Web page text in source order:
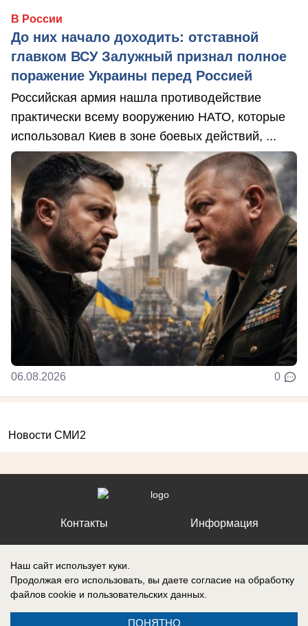
В России
До них начало доходить: отставной
главком ВСУ Залужный признал полное
поражение Украины перед Россией
Российская армия нашла противодействие
практически всему вооружению НАТО, которые
использовал Киев в зоне боевых действий, ...
06.08.2026 0
Новости СМИ2
Контакты Информация
Регистрационный номер №: ЭЛ № ФС 77 – 87210, выдано
Наш сайт использует куки.
Продолжая его использовать, вы даете согласие на обработку
файлов cookie и пользовательских данных.
ПОНЯТНО